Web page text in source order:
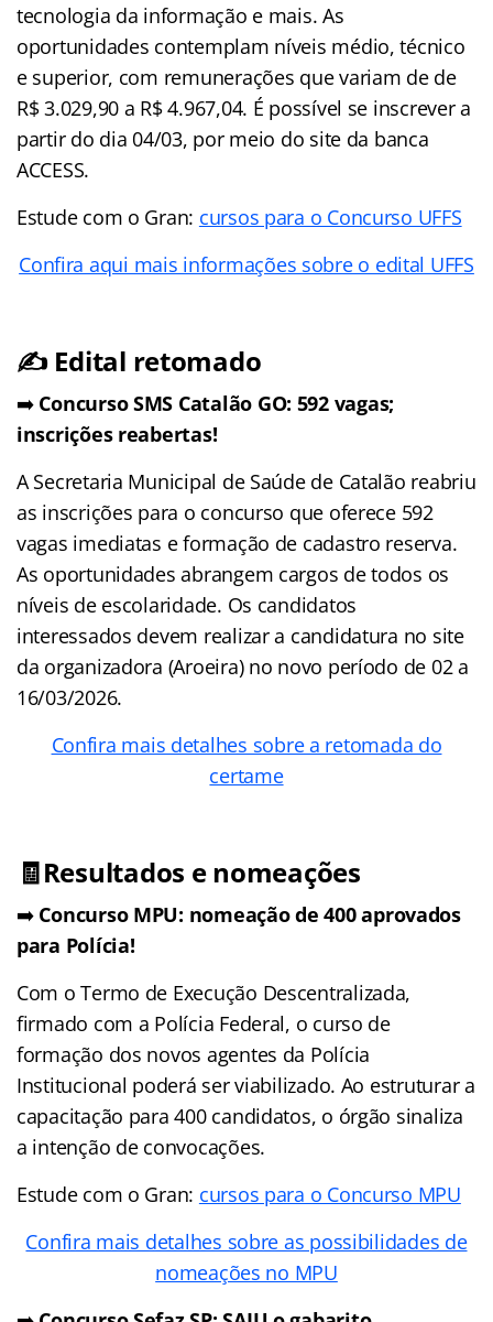
tecnologia da informação e mais. As
oportunidades contemplam níveis médio, técnico
e superior, com remunerações que variam de de
R$ 3.029,90 a R$ 4.967,04. É possível se inscrever a
partir do dia 04/03, por meio do site da banca
ACCESS.
Estude com o Gran: cursos para o Concurso UFFS
Confira aqui mais informações sobre o edital UFFS
✍️ Edital retomado
➡️ Concurso SMS Catalão GO: 592 vagas;
inscrições reabertas!
A Secretaria Municipal de Saúde de Catalão reabriu
as inscrições para o concurso que oferece 592
vagas imediatas e formação de cadastro reserva.
As oportunidades abrangem cargos de todos os
níveis de escolaridade. Os candidatos
interessados devem realizar a candidatura no site
da organizadora (Aroeira) no novo período de 02 a
16/03/2026.
Confira mais detalhes sobre a retomada do
certame
🧾Resultados e nomeações
➡️ Concurso MPU: nomeação de 400 aprovados
para Polícia!
Com o Termo de Execução Descentralizada,
firmado com a Polícia Federal, o curso de
formação dos novos agentes da Polícia
Institucional poderá ser viabilizado. Ao estruturar a
capacitação para 400 candidatos, o órgão sinaliza
a intenção de convocações.
Estude com o Gran: cursos para o Concurso MPU
Confira mais detalhes sobre as possibilidades de
nomeações no MPU